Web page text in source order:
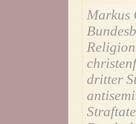
Markus
dritter